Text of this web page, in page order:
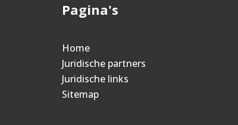
Pagina's
Home
Juridische partners
Juridische links
Sitemap